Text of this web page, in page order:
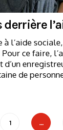
derrière
à l’aide
ce faire,
de
1 …